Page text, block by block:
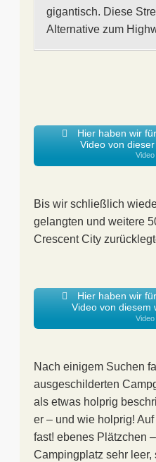
gigantisch. Diese
Alternative zum
Hier haben wir
Video von
Bis wir schließlich
gelangten und weitere
Crescent City
Hier haben wir
Video von diesem
Nach einigem Suchen
ausgeschilderten
als etwas holprig
er – und wie holprig!
fast! ebenes Plätzchen
Campingplatz sehr